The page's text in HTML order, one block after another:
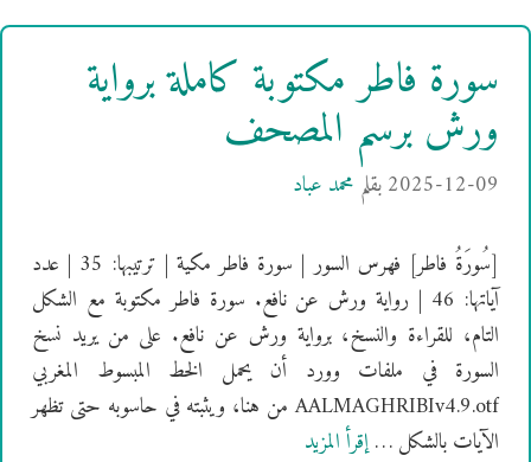
سورة فاطر مكتوبة كاملة برواية
ورش برسم المصحف
2025-12-09بقلم محمد عباد
[سُورَةُ فاطر] فهرس السور | سورة فاطر مكية | ترتيبها: 35 | عدد
آياتها: 46 | رواية ورش عن نافع. سورة فاطر مكتوبة مع الشكل
التام، للقراءة والنسخ، برواية ورش عن نافع. على من يريد نسخ
السورة في ملفات وورد أن يحمل الخط المبسوط المغربي
AALMAGHRIBIv4.9.otf من هنا، ويثبته في حاسوبه حتى تظهر
الآيات بالشكل …إقرأ المزيد